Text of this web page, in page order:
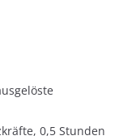
0,5 Stunden